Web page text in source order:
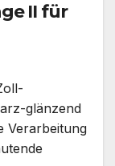
II für
glänzend
Verarbeitung